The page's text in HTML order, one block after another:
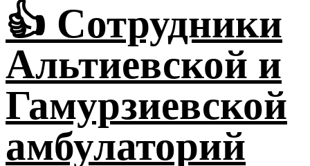
👍 Сотрудники
Альтиевской и
Гамурзиевской
амбулаторий